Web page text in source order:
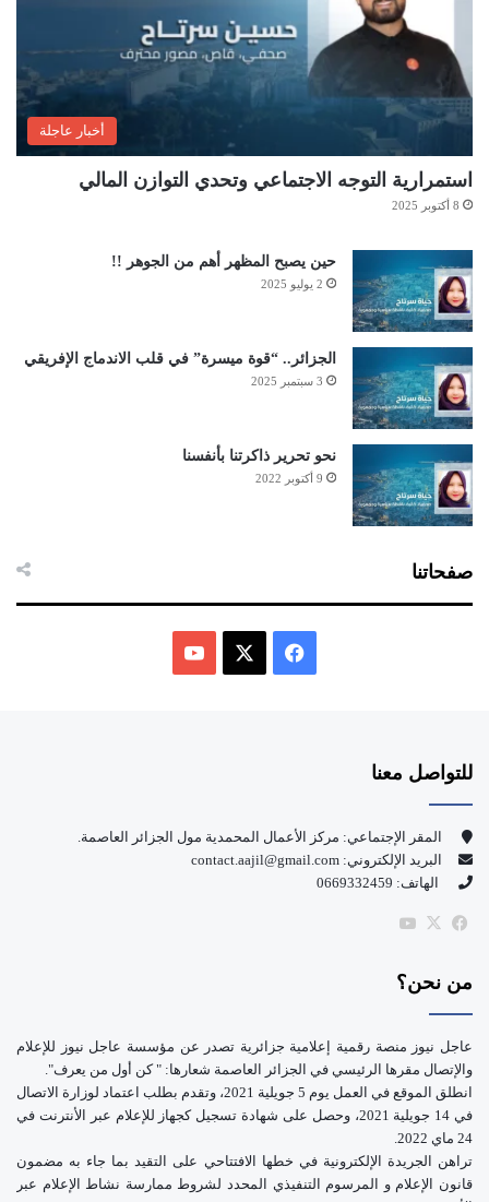
أخبار عاجلة
استمرارية التوجه الاجتماعي وتحدي التوازن المالي
8 أكتوبر 2025
حين يصبح المظهر أهم من الجوهر !!
2 يوليو 2025
الجزائر.. “قوة ميسرة” في قلب الاندماج الإفريقي
3 سبتمبر 2025
نحو تحرير ذاكرتنا بأنفسنا
9 أكتوبر 2022
صفحاتنا
و
ك
للتواصل معنا
المقر الإجتماعي: مركز الأعمال المحمدية مول الجزائر العاصمة.
البريد الإلكتروني: contact.aajil@gmail.com
الهاتف: 0669332459
فيسبوك
‫X
من نحن؟
عاجل نيوز منصة رقمية إعلامية جزائرية تصدر عن مؤسسة عاجل نيوز للإعلام
والإتصال مقرها الرئيسي في الجزائر العاصمة شعارها: " كن أول من يعرف".
انطلق الموقع في العمل يوم 5 جويلية 2021، وتقدم بطلب اعتماد لوزارة الاتصال
في 14 جويلية 2021، وحصل على شهادة تسجيل كجهاز للإعلام عبر الأنترنت في
24 ماي 2022.
تراهن الجريدة الإلكترونية في خطها الافتتاحي على التقيد بما جاء به مضمون
قانون الإعلام و المرسوم التنفيذي المحدد لشروط ممارسة نشاط الإعلام عبر